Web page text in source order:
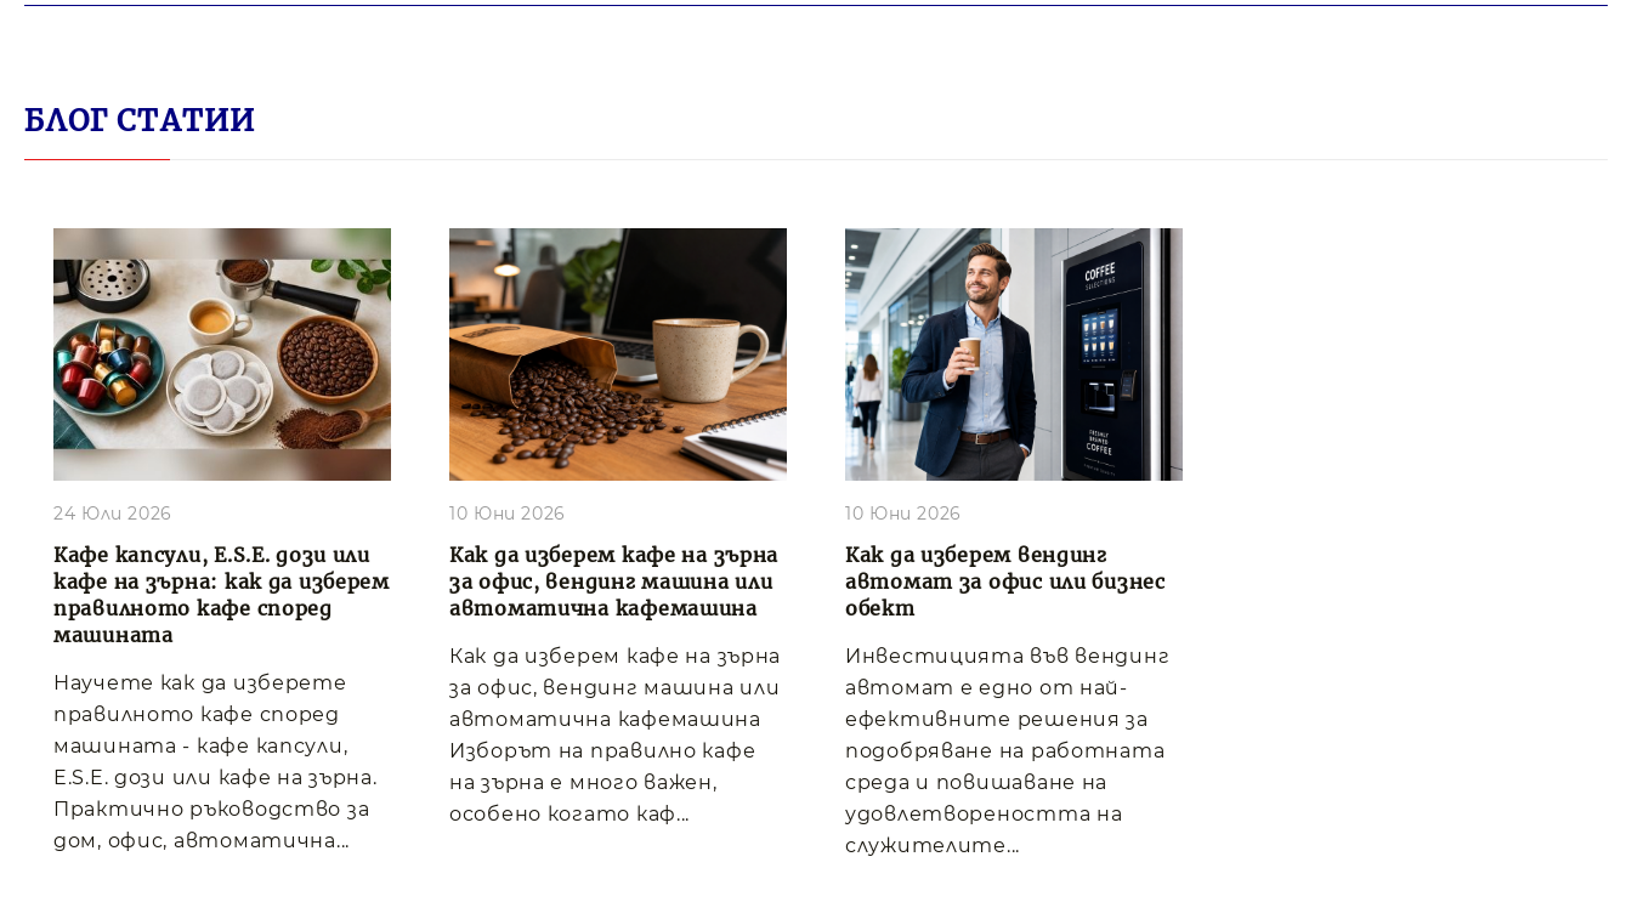
БЛОГ СТАТИИ
Кафе капсули, E.S.E. дози или
кафе на зърна: как да изберем
правилното кафе според
машината
24 Юли 2026
Научете как да изберете
правилното кафе според
машината - кафе капсули,
E.S.E. дози или кафе на зърна.
Практично ръководство за
дом, офис, автоматична...
Как да изберем кафе на зърна
за офис, вендинг машина или
автоматична кафемашина
10 Юни 2026
Как да изберем кафе на зърна
за офис, вендинг машина или
автоматична кафемашина
Изборът на правилно кафе
на зърна е много важен,
особено когато каф...
Как да изберем вендинг
автомат за офис или бизнес
обект
10 Юни 2026
Инвестицията във вендинг
автомат е едно от най-
ефективните решения за
подобряване на работната
среда и повишаване на
удовлетвореността на
служителите...